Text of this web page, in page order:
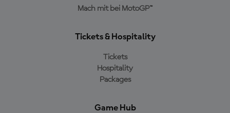
Mach mit bei MotoGP™
Tickets & Hospitality
Tickets
Hospitality
Packages
Game Hub